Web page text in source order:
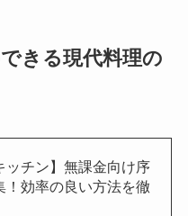
きる現代料理の
ッチン】無課金向け序
！効率の良い方法を徹